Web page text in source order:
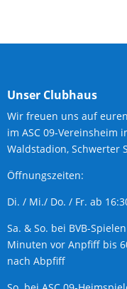
Unser Clubhaus
Wir freuen uns auf
im ASC 09-Vereinsheim
Waldstadion, Schwerter
Öffnungszeiten:
Di. / Mi./ Do. / Fr. ab
Sa. & So. bei BVB-
Minuten vor Anpfiff bis
nach Abpfiff